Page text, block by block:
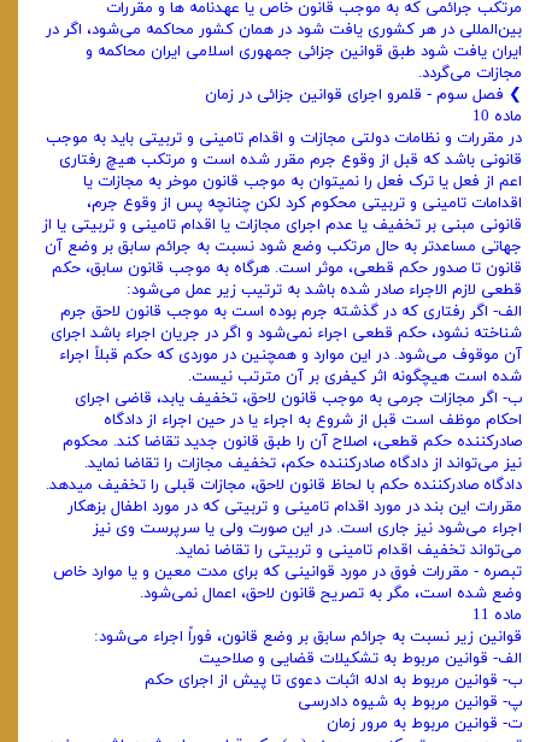
مرتکب جرائمی که به موجب قانون خاص یا عهدنامه ها و مقررات
بین‌المللی در هر کشوری یافت شود در همان کشور محاکمه می‌شود، اگر در
ایران یافت شود طبق قوانین جزائی جمهوری اسلامی ایران محاکمه و
مجازات می‌گردد.
❯ فصل سوم - قلمرو اجرای قوانین جزائی در زمان
ماده 10
در مقررات و نظامات دولتی مجازات و اقدام تامینی و تربیتی باید به موجب
قانونی باشد که قبل از وقوع جرم مقرر شده است و مرتکب هیچ رفتاری
اعم از فعل یا ترک فعل را نمیتوان به موجب قانون موخر به مجازات یا
اقدامات تامینی و تربیتی محکوم کرد لکن چنانچه پس از وقوع جرم،
قانونی مبنی بر تخفیف یا عدم اجرای مجازات یا اقدام تامینی و تربیتی یا از
جهاتی مساعدتر به حال مرتکب وضع شود نسبت به جرائم سابق بر وضع آن
قانون تا صدور حکم قطعی، موثر است. هرگاه به موجب قانون سابق، حکم
قطعی لازم الاجراء صادر شده باشد به ترتیب زیر عمل می‌شود:
الف- اگر رفتاری که در گذشته جرم بوده است به موجب قانون لاحق جرم
شناخته نشود، حکم قطعی اجراء نمی‌شود و اگر در جریان اجراء باشد اجرای
آن موقوف می‌شود. در این موارد و همچنین در موردی که حکم قبلاً اجراء
شده است هیچگونه اثر کیفری بر آن مترتب نیست.
ب- اگر مجازات جرمی به موجب قانون لاحق، تخفیف یابد، قاضی اجرای
احکام موظف است قبل از شروع به اجراء یا در حین اجراء از دادگاه
صادرکننده حکم قطعی، اصلاح آن را طبق قانون جدید تقاضا کند. محکوم
نیز می‌تواند از دادگاه صادرکننده حکم، تخفیف مجازات را تقاضا نماید.
دادگاه صادرکننده حکم با لحاظ قانون لاحق، مجازات قبلی را تخفیف میدهد.
مقررات این بند در مورد اقدام تامینی و تربیتی که در مورد اطفال بزهکار
اجراء می‌شود نیز جاری است. در این صورت ولی یا سرپرست وی نیز
می‌تواند تخفیف اقدام تامینی و تربیتی را تقاضا نماید.
تبصره - مقررات فوق در مورد قوانینی که برای مدت معین و یا موارد خاص
وضع شده است، مگر به تصریح قانون لاحق، اعمال نمی‌شود.
ماده 11
قوانین زیر نسبت به جرائم سابق بر وضع قانون، فوراً اجراء می‌شود:
الف- قوانین مربوط به تشکیلات قضایی و صلاحیت
ب- قوانین مربوط به ادله اثبات دعوی تا پیش از اجرای حکم
پ- قوانین مربوط به شیوه دادرسی
ت- قوانین مربوط به مرور زمان